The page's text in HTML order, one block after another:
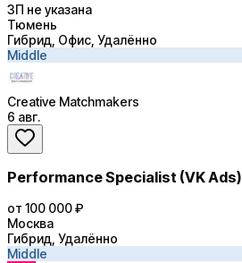
ЗП не указана
Тюмень
Гибрид, Офис, Удалённо
Middle
Creative Matchmakers
6 авг.
Performance Specialist (VK Ads)
от 100 000 ₽
Москва
Гибрид, Удалённо
Middle